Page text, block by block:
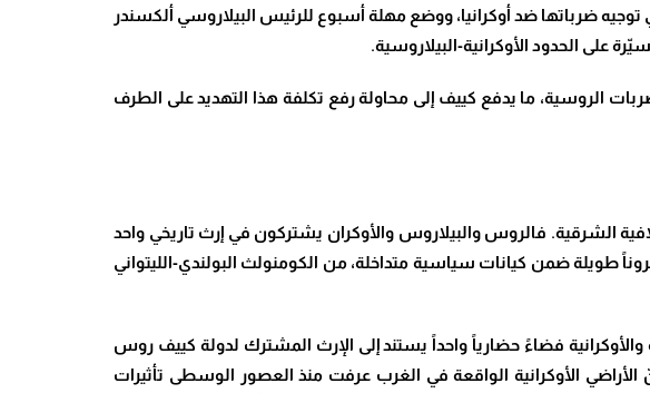
ضرباتها ضد أوكرانيا، ووضع مهلة أسبوع للرئيس البيلاروسي ألكسندر
على الحدود الأوكرانية-البيلاروسية.
الروسية، ما يدفع كييف إلى محاولة رفع تكلفة هذا التهديد على الطرف
الشرقية. فالروس والبيلاروس والأوكران يشتركون في إرث تاريخي واحد
وعاشوا قروناً طويلة ضمن كيانات سياسية متداخلة، من الكومنولث البولندي-الليتواني
فضاءً حضارياً واحداً يستند إلى الإرث المشترك لدولة كييف روس
الأراضي الأوكرانية الواقعة في الغرب عرفت منذ العصور الوسطى تأثيرات